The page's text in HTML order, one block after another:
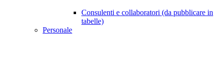
Consulenti e collaboratori (da pubblicare in
tabelle)
Personale